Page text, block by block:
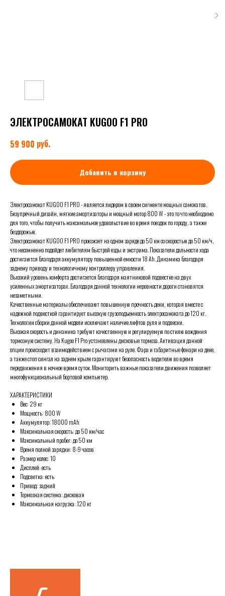
ЭЛЕКТРОСАМОКАТ KUGOO F1 PRO
59 900 руб.
Добавить в корзину
Электросамокат KUGOO F1 PRO - является лидером в своем сигменте мощных самокатов.
Безупречный дизайн, мягкие амортизаторы и мощный мотор 800 W - это то что необходимо
для того, чтобы получить максимальное удовольствие во время поездок по городу, а также
бездорожью.
Электросамокат KUGOO F1 PRO проезжает на одном заряде до 50 км со скоростью до 50 км/ч,
что несомненно подойдет любителям быстрой езды и экстрима. Показатели дальности хода
достигаются благодаря аккумулятору повышенной емкости 18 Ah. Динамика благодаря
заднему приводу и технологичному контроллеру управления.
Высокий уровень комфорта достигается благодаря маятниковой подвестке на двух
усиленных амортизаторах. Благодаря данной технологии неровности дороги становятся
незаметными.
Качественные материалы обеспечивают повышенную прочность деки, которая вместе с
надежной подвесткой гарантирует высокую грузоподъемность электросамоката до 120 кг.
Технологии сборки данной модели исключают наличие люфтов руля и подвески.
Высокая скорость и динамика требуют качественную и регулируемую по стилю вождения
тормозную систему. На Kugoo F1 Pro установлены дисковые тормоза. Активация данной
опции происходит взаимодействием с рычагами на руле. Фара и габаритные фонари на деке,
а также стоп сингал на заднем крыле гарантируют безопасность водителю во время
передвижения в ночное время суток. Мониторить важные показатели движения позволяет
многофункциональный бортовой компьютер.
ХАРАКТЕРИСТИКИ
Вес: 29 кг
Мощность: 800 W
Аккумулятор: 18000 mAh
Максимальная скорость: до 50 км/час
Максимальный пробег: до 50 км
Время полной зарядки: 8-9 часов
Размер колес: 10
Дисплей: есть
Подсветка: есть
Привод: задний
Тормозная система: дисковая
Максимальная нагрузка: 120 кг